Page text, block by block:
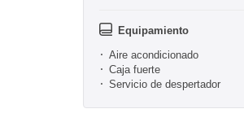
Equipamiento
Aire acondicionado
Caja fuerte
Servicio de despertador